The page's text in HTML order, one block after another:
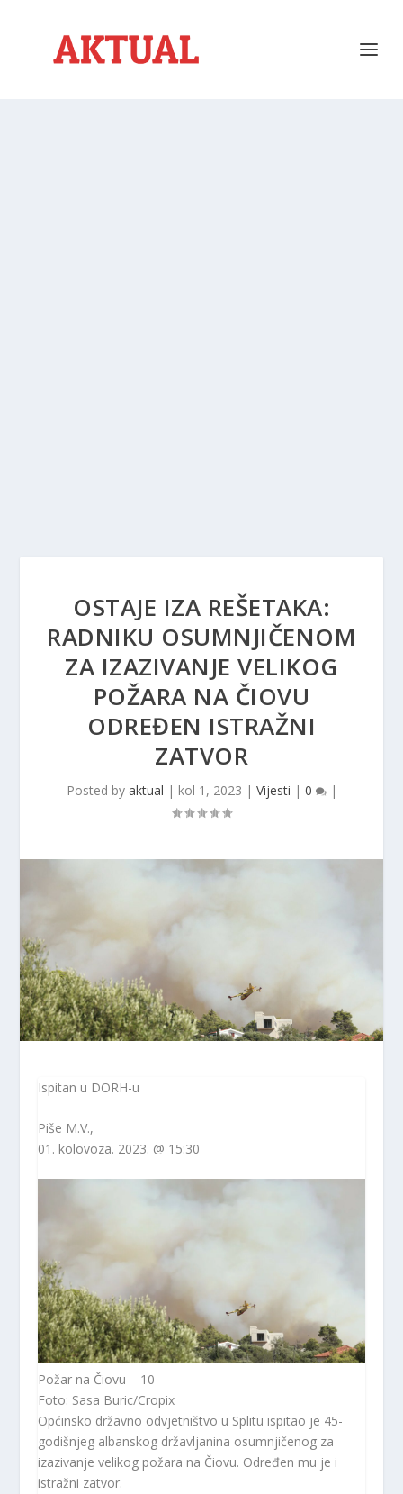
OSTAJE IZA REŠETAKA:
RADNIKU OSUMNJIČENOM
ZA IZAZIVANJE VELIKOG
POŽARA NA ČIOVU
ODREĐEN ISTRAŽNI
ZATVOR
Posted by aktual | kol 1, 2023 | Vijesti | 0 |
Ispitan u DORH-u
Piše M.V.,
01. kolovoza. 2023. @ 15:30
Požar na Čiovu – 10
Foto: Sasa Buric/Cropix
Općinsko državno odvjetništvo u Splitu ispitao je 45-
godišnjeg albanskog državljanina osumnjičenog za
izazivanje velikog požara na Čiovu. Određen mu je i
istražni zatvor.